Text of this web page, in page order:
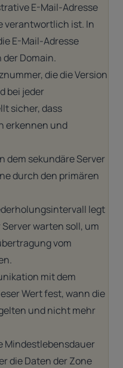
E-Mail-Adresse
verantwortlich ist. In
E-Mail-Adresse
Domain.
die die Version
bei jeder
sicher, dass
erkennen und
dem sekundäre Server
durch den primären
legt
warten soll, um
vom
mit dem
Wert fest, wann die
und nicht mehr
Mindestlebensdauer
die Daten der Zone